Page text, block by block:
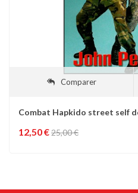
Comparer
Combat Hapkido street self
12,50 €25,00 €